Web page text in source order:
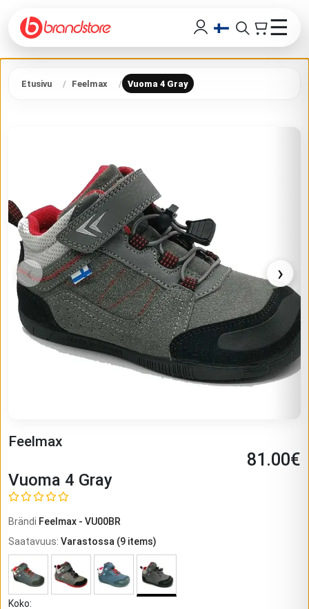
☰
Etusivu Feelmax Vuoma 4 Gray
‹ ›
Feelmax
81.00€
Vuoma 4 Gray
Brändi Feelmax - VU00BR
Saatavuus: Varastossa (9 items)
Koko: